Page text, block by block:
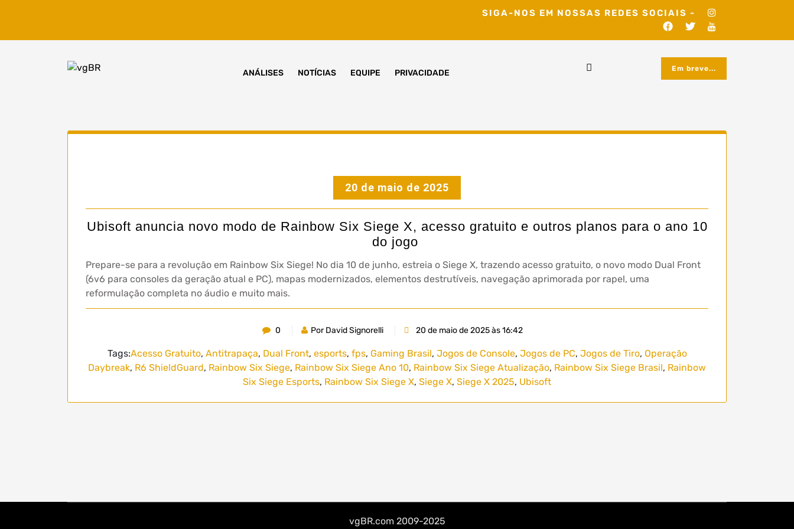
SIGA-NOS EM NOSSAS REDES SOCIAIS -
ANÁLISES NOTÍCIAS EQUIPE PRIVACIDADE Em breve...
20 de maio de 2025
Ubisoft anuncia novo modo de Rainbow Six Siege X, acesso gratuito e outros planos para o ano 10
do jogo
Prepare-se para a revolução em Rainbow Six Siege! No dia 10 de junho, estreia o Siege X, trazendo acesso gratuito, o novo modo Dual Front
(6v6 para consoles da geração atual e PC), mapas modernizados, elementos destrutíveis, navegação aprimorada por rapel, uma
reformulação completa no áudio e muito mais.
0 Por David Signorelli 20 de maio de 2025 às 16:42
Tags:Acesso Gratuito, Antitrapaça, Dual Front, esports, fps, Gaming Brasil, Jogos de Console, Jogos de PC, Jogos de Tiro, Operação
Daybreak, R6 ShieldGuard, Rainbow Six Siege, Rainbow Six Siege Ano 10, Rainbow Six Siege Atualização, Rainbow Six Siege Brasil, Rainbow
Six Siege Esports, Rainbow Six Siege X, Siege X, Siege X 2025, Ubisoft
vgBR.com 2009-2025